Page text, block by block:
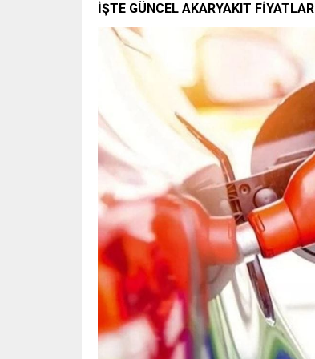
İŞTE GÜNCEL AKARYAKIT FİYATLARI